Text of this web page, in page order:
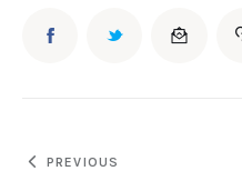
PREVIOUS